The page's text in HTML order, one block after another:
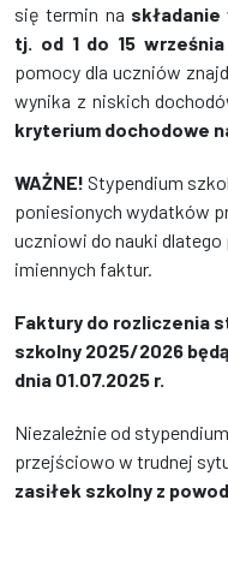
się termin na
tj. od 1 do 15
pomocy dla uczniów
wynika z niskich
kryterium dochodowe
WAŻNE! Stypendium
poniesionych wydatków
uczniowi do nauki
imiennych faktur.
Faktury do rozliczenia
szkolny 2025/2026
dnia 01.07.2025 r.
Niezależnie od
przejściowo w trudnej
zasiłek szkolny z